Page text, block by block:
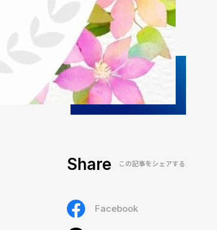
Share この記事をシェアする
Facebook